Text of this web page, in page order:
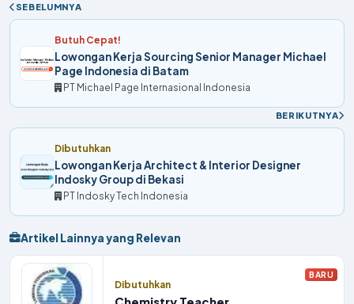
SEBELUMNYA
Butuh Cepat!
Lowongan Kerja Sourcing Senior Manager Michael
Page Indonesia di Batam
PT Michael Page Internasional Indonesia
BERIKUTNYA
Dibutuhkan
Lowongan Kerja Architect & Interior Designer
Indosky Group di Bekasi
PT Indosky Tech Indonesia
Artikel Lainnya yang Relevan
Dibutuhkan
BARU